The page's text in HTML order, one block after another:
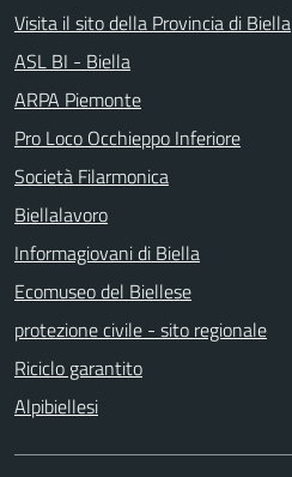
Visita il sito della Provincia di Biella
ASL BI - Biella
ARPA Piemonte
Pro Loco Occhieppo Inferiore
Società Filarmonica
Biellalavoro
Informagiovani di Biella
Ecomuseo del Biellese
protezione civile - sito regionale
Riciclo garantito
Alpibiellesi